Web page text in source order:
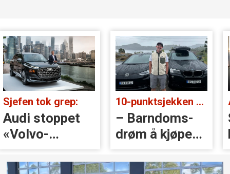
Sjefen tok grep:
Audi stoppet
«Volvo-
håndtak» rett
før lansering
10-punktsjekken med Christian Paasche:
– Barndoms­
drøm å kjøpe
BMW